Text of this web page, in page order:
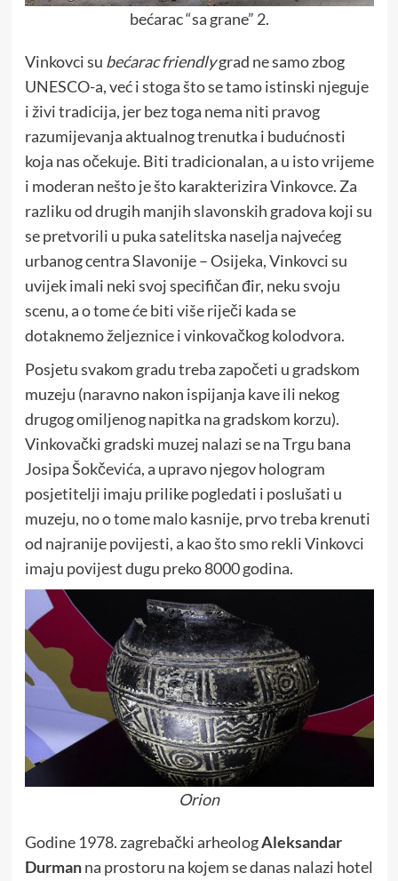
bećarac “sa grane” 2.
Vinkovci su bećarac friendlygrad ne samo zbog
UNESCO-a, već i stoga što se tamo istinski njeguje
i živi tradicija, jer bez toga nema niti pravog
razumijevanja aktualnog trenutka i budućnosti
koja nas očekuje. Biti tradicionalan, a u isto vrijeme
i moderan nešto je što karakterizira Vinkovce. Za
razliku od drugih manjih slavonskih gradova koji su
se pretvorili u puka satelitska naselja najvećeg
urbanog centra Slavonije – Osijeka, Vinkovci su
uvijek imali neki svoj specifičan đir, neku svoju
scenu, a o tome će biti više riječi kada se
dotaknemo željeznice i vinkovačkog kolodvora.
Posjetu svakom gradu treba započeti u gradskom
muzeju (naravno nakon ispijanja kave ili nekog
drugog omiljenog napitka na gradskom korzu).
Vinkovački gradski muzej nalazi se na Trgu bana
Josipa Šokčevića, a upravo njegov hologram
posjetitelji imaju prilike pogledati i poslušati u
muzeju, no o tome malo kasnije, prvo treba krenuti
od najranije povijesti, a kao što smo rekli Vinkovci
imaju povijest dugu preko 8000 godina.
Orion
Godine 1978. zagrebački arheologAleksandar
Durmanna prostoru na kojem se danas nalazi hotel